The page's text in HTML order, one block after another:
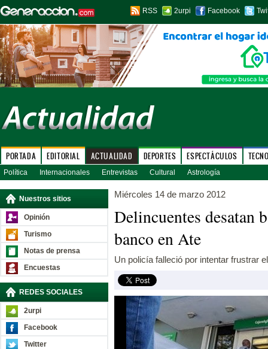
RSS 2urpi Facebook
PORTADA EDITORIAL ACTUALIDAD DEPORTES ESPECTÁCULOS
Política Internacionales Entrevistas Cultural Astrología
Nuestros sitios
Opinión
Turismo
Notas de prensa
Encuestas
REDES SOCIALES
2urpi
Facebook
Twitter
Miércoles 14 de marzo 2012
Delincuentes desatan
banco en Ate
Un policía falleció por intentar frustrar